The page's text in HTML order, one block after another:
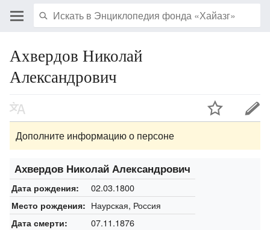
Ахвердов Николай
Александрович
Дополните информацию о персоне
Ахвердов Николай Александрович
Дата рождения: 02.03.1800
Место рождения: Наурская, Россия
Дата смерти: 07.11.1876